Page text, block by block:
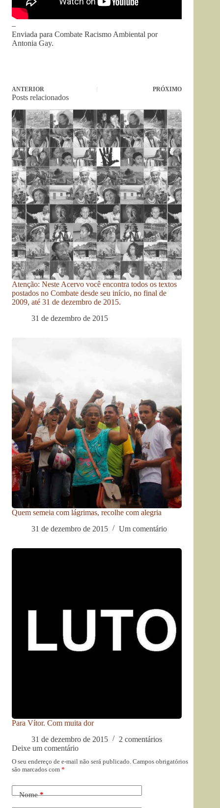
–
Enviada para Combate Racismo Ambiental por
Antonia Gay.
ANTERIOR PRÓXIMO
Posts relacionados
Atenção: Neste Acervo você encontra todos os textos
postados no Combate desde seu início, no final de
2009, até 31 de dezembro de 2015.
31 de dezembro de 2015
Quem semeia com lágrimas, recolhe com alegria
31 de dezembro de 2015
Um comentário
Para Vítor. Com muita dor
31 de dezembro de 2015
2 comentários
Deixe um comentário
O seu endereço de e-mail não será publicado. Campos obrigatórios
são marcados com *
Nome*